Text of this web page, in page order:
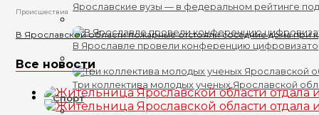
Ярославские вузы — в федеральном рейтинге
В Ярославле провели конференцию
Три коллектива молодых ученых Ярославской
Спорт
Происшествия
В Ярославской области пожарные отстояли соседние дома при
Все новости